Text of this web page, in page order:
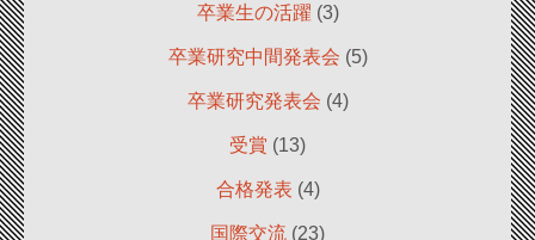
卒業生の活躍 (3)
卒業研究中間発表会 (5)
卒業研究発表会 (4)
受賞 (13)
合格発表 (4)
国際交流 (23)